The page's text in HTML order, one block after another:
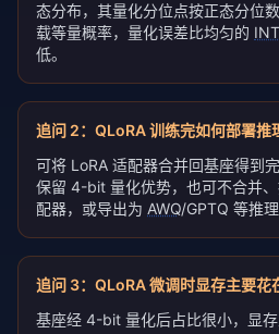
态分布，其量化分位点按正态分位
载等量概率，量化误差比均匀的
低。
追问 2： QLoRA 训练完如何部署推
可将 LoRA 适配器合并回基座得到
保留 4-bit 量化优势，也可不合并
配器，或导出为 AWQ/GPTQ 等推理
追问 3： QLoRA 微调时显存主要花
基座经 4-bit 量化后占比很小，显